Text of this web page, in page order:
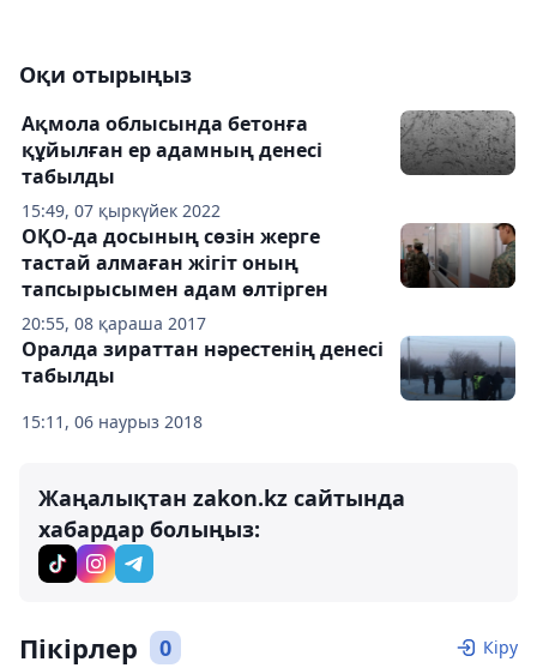
Оқи отырыңыз
15:49, 07 қыркүйек 2022
Ақмола облысында бетонға
құйылған ер адамның денесі
табылды
20:55, 08 қараша 2017
ОҚО-да досының сөзін жерге
тастай алмаған жігіт оның
тапсырысымен адам өлтірген
15:11, 06 наурыз 2018
Оралда зираттан нәрестенің денесі
табылды
Жаңалықтан zakon.kz сайтында
хабардар болыңыз:
Пікірлер 0 Кіру